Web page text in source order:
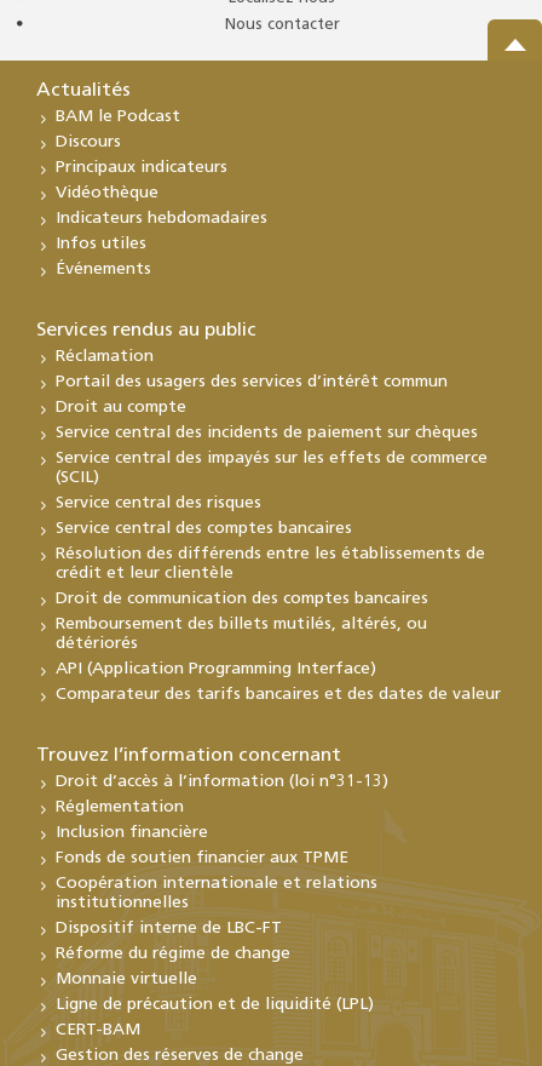
Nous contacter
Actualités
BAM le Podcast
Discours
Principaux indicateurs
Vidéothèque
Indicateurs hebdomadaires
Infos utiles
Événements
Services rendus au public
Réclamation
Portail des usagers des services d’intérêt commun
Droit au compte
Service central des incidents de paiement sur chèques
Service central des impayés sur les effets de commerce
(SCIL)
Service central des risques
Service central des comptes bancaires
Résolution des différends entre les établissements de
crédit et leur clientèle
Droit de communication des comptes bancaires
Remboursement des billets mutilés, altérés, ou
détériorés
API (Application Programming Interface)
Comparateur des tarifs bancaires et des dates de valeur
Trouvez l’information concernant
Droit d’accès à l’information (loi n°31-13)
Réglementation
Inclusion financière
Fonds de soutien financier aux TPME
Coopération internationale et relations
institutionnelles
Dispositif interne de LBC-FT
Réforme du régime de change
Monnaie virtuelle
Ligne de précaution et de liquidité (LPL)
CERT-BAM
Gestion des réserves de change